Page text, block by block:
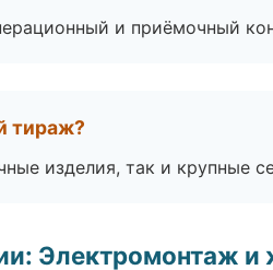
и приёмочный
тираж?
изделия, так и крупные
Электромонтаж и